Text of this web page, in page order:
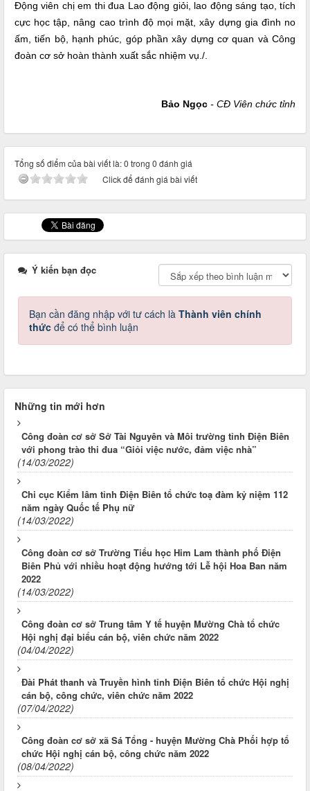
Động viên chị em thi đua Lao động giỏi, lao động sáng tạo, tích
cực học tập, nâng cao trình độ mọi mặt, xây dựng gia đình no
ấm, tiến bộ, hạnh phúc, góp phần xây dựng cơ quan và Công
đoàn cơ sở hoàn thành xuất sắc nhiệm vụ./.
Bảo Ngọc - CĐ Viên chức tỉnh
Tổng số điểm của bài viết là: 0 trong 0 đánh giá
Click để đánh giá bài viết
Ý kiến bạn đọc
Bạn cần đăng nhập với tư cách là Thành viên chính
thức để có thể bình luận
Những tin mới hơn
Công đoàn cơ sở Sở Tài Nguyên và Môi trường tỉnh Điện Biên
với phong trào thi đua “Giỏi việc nước, đảm việc nhà”
(14/03/2022)
Chi cục Kiểm lâm tỉnh Điện Biên tổ chức toạ đàm kỷ niệm 112
năm ngày Quốc tế Phụ nữ
(14/03/2022)
Công đoàn cơ sở Trường Tiểu học Him Lam thành phố Điện
Biên Phủ với nhiều hoạt động hướng tới Lễ hội Hoa Ban năm
2022
(14/03/2022)
Công đoàn cơ sở Trung tâm Y tế huyện Mường Chà tổ chức
Hội nghị đại biểu cán bộ, viên chức năm 2022
(04/04/2022)
Đài Phát thanh và Truyền hình tỉnh Điện Biên tổ chức Hội nghị
cán bộ, công chức, viên chức năm 2022
(07/04/2022)
Công đoàn cơ sở xã Sá Tổng - huyện Mường Chà Phối hợp tổ
chức Hội nghị cán bộ, công chức năm 2022
(08/04/2022)